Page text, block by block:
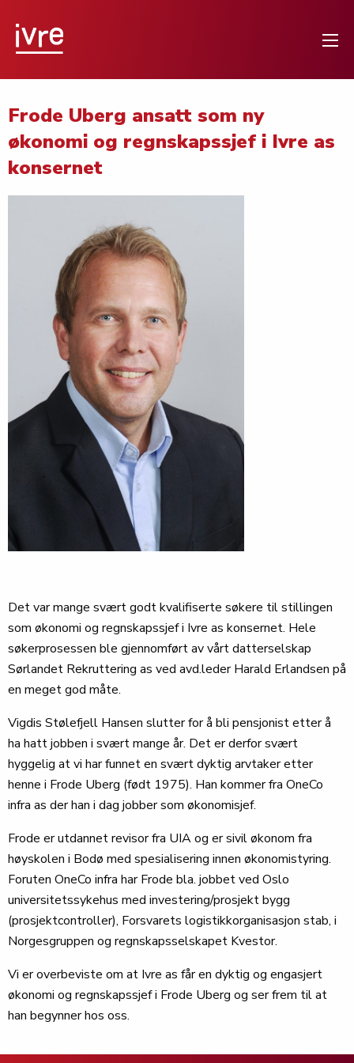
Frode Uberg ansatt som ny
økonomi og regnskapssjef i Ivre as
konsernet
Det var mange svært godt kvalifiserte søkere til stillingen
som økonomi og regnskapssjef i Ivre as konsernet. Hele
søkerprosessen ble gjennomført av vårt datterselskap
Sørlandet Rekruttering as ved avd.leder Harald Erlandsen på
en meget god måte.
Vigdis Stølefjell Hansen slutter for å bli pensjonist etter å
ha hatt jobben i svært mange år. Det er derfor svært
hyggelig at vi har funnet en svært dyktig arvtaker etter
henne i Frode Uberg (født 1975). Han kommer fra OneCo
infra as der han i dag jobber som økonomisjef.
Frode er utdannet revisor fra UIA og er sivil økonom fra
høyskolen i Bodø med spesialisering innen økonomistyring.
Foruten OneCo infra har Frode bla. jobbet ved Oslo
universitetssykehus med investering/prosjekt bygg
(prosjektcontroller), Forsvarets logistikkorganisasjon stab, i
Norgesgruppen og regnskapsselskapet Kvestor.
Vi er overbeviste om at Ivre as får en dyktig og engasjert
økonomi og regnskapssjef i Frode Uberg og ser frem til at
han begynner hos oss.